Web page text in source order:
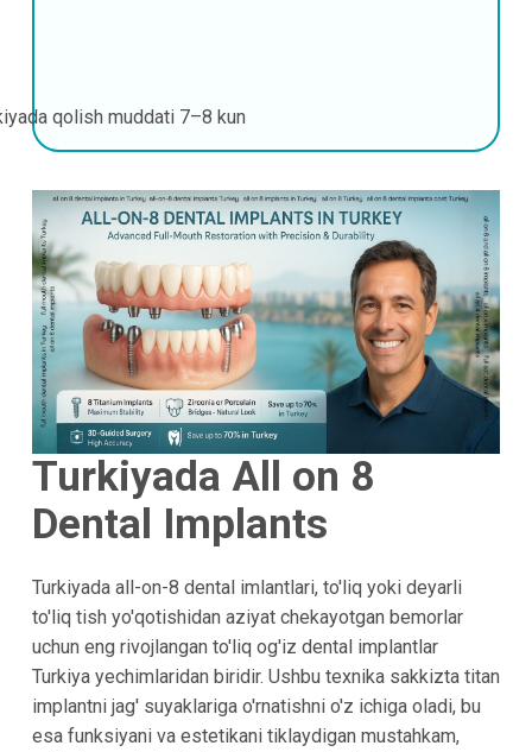
qolish muddati 7–8 kun
Turkiyada All on 8
Dental Implants
Turkiyada all-on-8 dental imlantlari, to'liq yoki deyarli
to'liq tish yo'qotishidan aziyat chekayotgan bemorlar
uchun eng rivojlangan to'liq og'iz dental implantlar
Turkiya yechimlaridan biridir. Ushbu texnika sakkizta titan
implantni jag' suyaklariga o'rnatishni o'z ichiga oladi, bu
esa funksiyani va estetikani tiklaydigan mustahkam,